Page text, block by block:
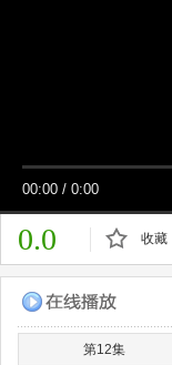
00:00 / 0:00
0.0 收藏
第12集